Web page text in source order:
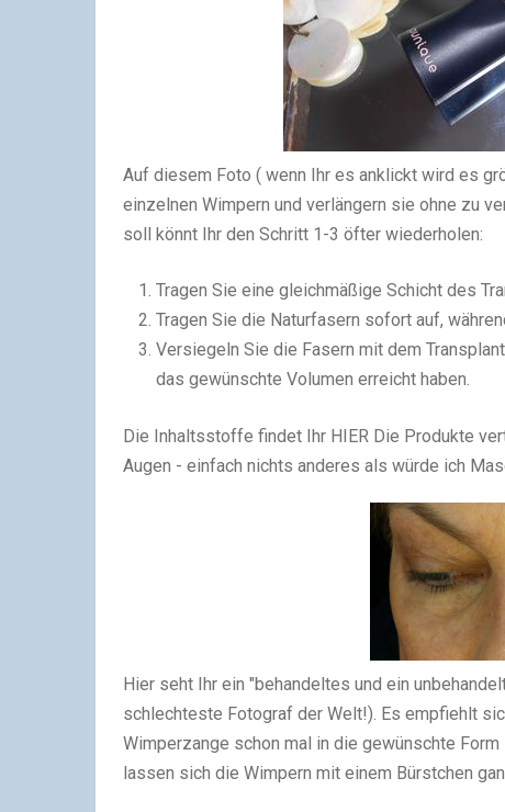
Auf diesem Foto ( wenn Ihr es anklickt wird es
einzelnen Wimpern und verlängern sie ohne zu
soll könnt Ihr den Schritt 1-3 öfter wiederholen:
Tragen Sie eine gleichmäßige Schicht des
Tragen Sie die Naturfasern sofort auf,
Versiegeln Sie die Fasern mit dem
das gewünschte Volumen erreicht haben.
Die Inhaltsstoffe findet Ihr HIER Die Produkte
Augen - einfach nichts anderes als würde ich
Hier seht Ihr ein "behandeltes und ein
schlechteste Fotograf der Welt!). Es empfiehlt
Wimperzange schon mal in die gewünschte
lassen sich die Wimpern mit einem Bürstchen